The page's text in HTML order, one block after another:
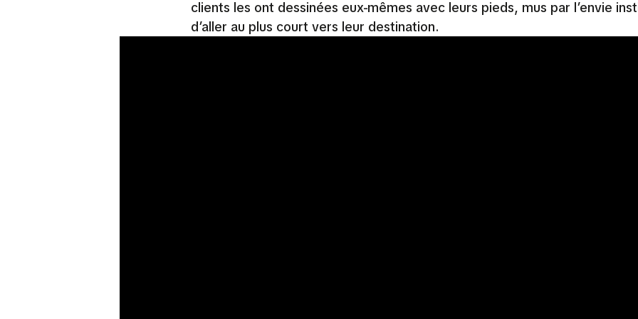
clients les ont dessinées eux-mêmes avec leurs pieds, mus par l’envie
d’aller au plus court vers leur destination.